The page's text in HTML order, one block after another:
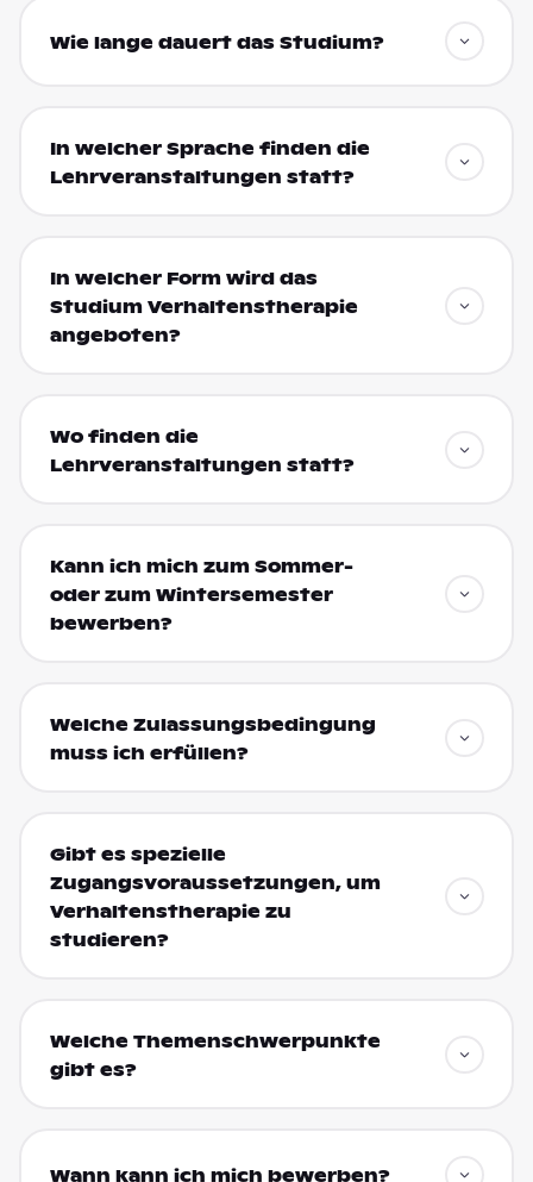
Wie lange dauert das Studium?
In welcher Sprache finden die
Lehrveranstaltungen statt?
In welcher Form wird das
Studium Verhaltenstherapie
angeboten?
Wo finden die
Lehrveranstaltungen statt?
Kann ich mich zum Sommer-
oder zum Wintersemester
bewerben?
Welche Zulassungsbedingung
muss ich erfüllen?
Gibt es spezielle
Zugangsvoraussetzungen, um
Verhaltenstherapie zu
studieren?
Welche Themenschwerpunkte
gibt es?
Wann kann ich mich bewerben?